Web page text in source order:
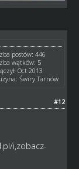
postów: 446
wątków: 5
Oct 2013
Świry Tarnów
#12
i,zobacz-